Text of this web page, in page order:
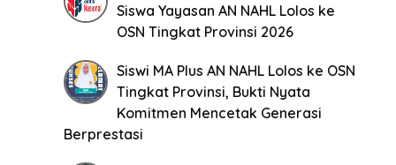
Siswa Yayasan AN NAHL Lolos ke
OSN Tingkat Provinsi 2026
Siswi MA Plus AN NAHL Lolos ke OSN
Tingkat Provinsi, Bukti Nyata
Komitmen Mencetak Generasi
Berprestasi